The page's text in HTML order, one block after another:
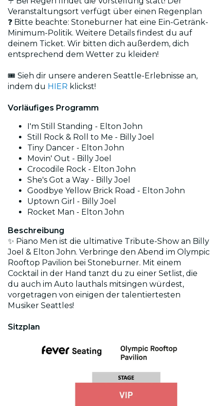
Veranstaltungsort verfügt über einen Regenplan
❓ Bitte beachte: Stoneburner hat eine Ein-Getränk-
Minimum-Politik. Weitere Details findest du auf
deinem Ticket. Wir bitten dich außerdem, dich
entsprechend dem Wetter zu kleiden!
🎟️ Sieh dir unsere anderen Seattle-Erlebnisse an,
indem du HIER klickst!
Vorläufiges Programm
I'm Still Standing - Elton John
Still Rock & Roll to Me - Billy Joel
Tiny Dancer - Elton John
Movin' Out - Billy Joel
Crocodile Rock - Elton John
She's Got a Way - Billy Joel
Goodbye Yellow Brick Road - Elton John
Uptown Girl - Billy Joel
Rocket Man - Elton John
Beschreibung
✨ Piano Men ist die ultimative Tribute-Show an Billy
Joel & Elton John. Verbringe den Abend im Olympic
Rooftop Pavilion bei Stoneburner. Mit einem
Cocktail in der Hand tanzt du zu einer Setlist, die
du auch im Auto lauthals mitsingen würdest,
vorgetragen von einigen der talentiertesten
Musiker Seattles!
Sitzplan